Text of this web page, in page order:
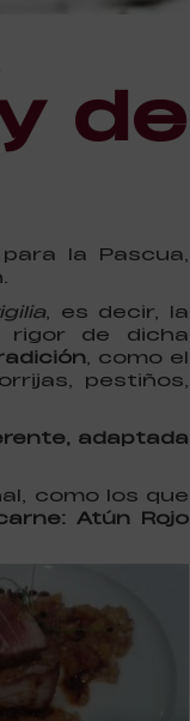
de
la Pascua,
, es decir, la
rigor de dicha
, como el
pestiños,
adaptada
como los que
Atún Rojo